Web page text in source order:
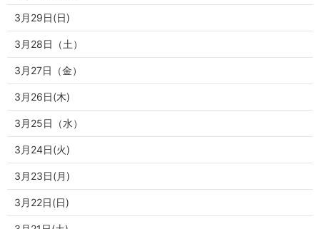
3月29日(日)
3月28日（土）
3月27日（金）
3月26日(木)
3月25日（水）
3月24日(火)
3月23日(月)
3月22日(日)